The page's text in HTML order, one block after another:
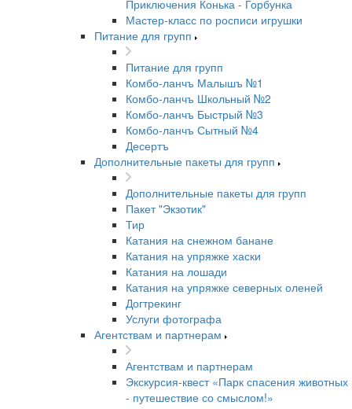
Приключения Конька - Горбунка
Мастер-класс по росписи игрушки
Питание для групп
Питание для групп
Комбо-ланчъ Малышъ №1
Комбо-ланчъ Школьный №2
Комбо-ланчъ Быстрый №3
Комбо-ланчъ Сытный №4
Десертъ
Дополнительные пакеты для групп
Дополнительные пакеты для групп
Пакет "Экзотик"
Тир
Катания на снежном банане
Катания на упряжке хаски
Катания на лошади
Катания на упряжке северных оленей
Догтрекинг
Услуги фотографа
Агентствам и партнерам
Агентствам и партнерам
Экскурсия-квест «Парк спасения животных
- путешествие со смыслом!»